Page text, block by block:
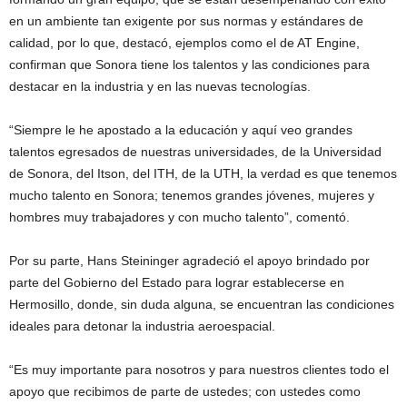
en un ambiente tan exigente por sus normas y estándares de
calidad, por lo que, destacó, ejemplos como el de AT Engine,
confirman que Sonora tiene los talentos y las condiciones para
destacar en la industria y en las nuevas tecnologías.
“Siempre le he apostado a la educación y aquí veo grandes
talentos egresados de nuestras universidades, de la Universidad
de Sonora, del Itson, del ITH, de la UTH, la verdad es que tenemos
mucho talento en Sonora; tenemos grandes jóvenes, mujeres y
hombres muy trabajadores y con mucho talento”, comentó.
Por su parte, Hans Steininger agradeció el apoyo brindado por
parte del Gobierno del Estado para lograr establecerse en
Hermosillo, donde, sin duda alguna, se encuentran las condiciones
ideales para detonar la industria aeroespacial.
“Es muy importante para nosotros y para nuestros clientes todo el
apoyo que recibimos de parte de ustedes; con ustedes como